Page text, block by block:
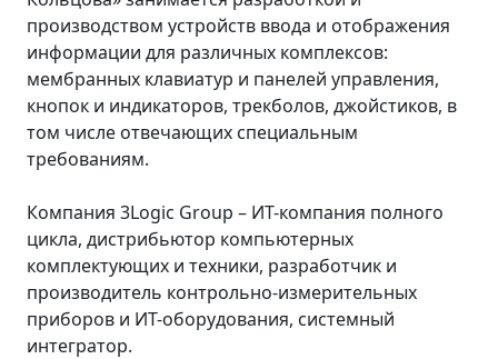
производством устройств ввода и отображения
информации для различных комплексов:
мембранных клавиатур и панелей управления,
кнопок и индикаторов, трекболов, джойстиков, в
том числе отвечающих специальным
требованиям.
Компания 3Logic Group – ИТ-компания полного
цикла, дистрибьютор компьютерных
комплектующих и техники, разработчик и
производитель контрольно-измерительных
приборов и ИТ-оборудования, системный
интегратор.